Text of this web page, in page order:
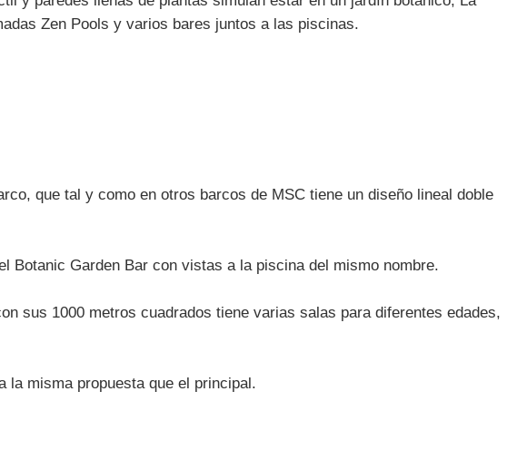
Zen Pools y varios bares juntos a las piscinas.
que tal y como en otros barcos de MSC tiene un diseño lineal doble
Botanic Garden Bar con vistas a la piscina del mismo nombre.
sus 1000 metros cuadrados tiene varias salas para diferentes edades,
la misma propuesta que el principal.